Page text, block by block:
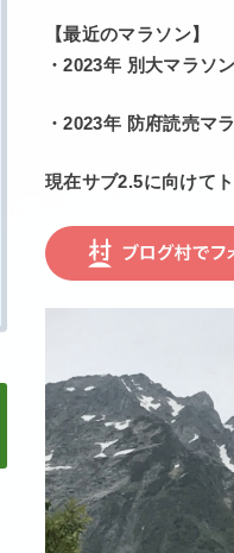
【最近のマラソン】
・2023年 別大マラソ
・2023年 防府読売マ
現在サブ2.5に向けて